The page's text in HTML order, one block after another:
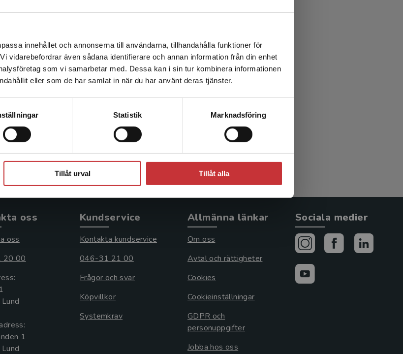
innehållet och annonserna till användarna, tillhandahålla funktioner för
vidarebefordrar även sådana identifierare och annan information från din enhet
som vi samarbetar med. Dessa kan i sin tur kombinera informationen
eller som de har samlat in när du har använt deras tjänster.
Statistik Marknadsföring
Tillåt urval Tillåt alla
som att du besöker studentlitteratur.se via en
Sverige. Vi erbjuder inte leveranser utanför
att kunna slutföra ett köp måste
vara i Sverige.Läs mer
Davidson, C - Hofvenschiöld, P G
400 krinkl. moms
oss
oss
20 00
1
Kundservice
Kontakta kundservice
046-31 21 00
Frågor och svar
Köpvillkor
Systemkrav
Allmänna länkar
Om oss
Avtal och rättigheter
Cookies
Cookieinställningar
GDPR och
personuppgifter
Jobba hos oss
Sociala medier